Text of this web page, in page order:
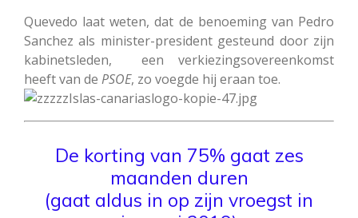
Quevedo laat weten, dat de benoeming van Pedro
Sanchez als minister-president gesteund door zijn
kabinetsleden, een verkiezingsovereenkomst
heeft van de PSOE, zo voegde hij eraan toe.
De korting van 75% gaat zes
maanden duren
(gaat aldus in op zijn vroegst in